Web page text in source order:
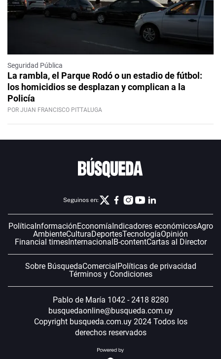
Seguridad Pública
La rambla, el Parque Rodó o un estadio de fútbol:
los homicidios se desplazan y complican a la
Policía
POR JUAN FRANCISCO PITTALUGA
Seguinos en:
Política InformaciónEconomía Indicadores económicosAgro
AmbienteCulturaDeportesTecnologíaOpinión
Financial timesInternacional B-contentCartas al Director
Sobre BúsquedaComercial Políticas de privacidad
Términos y Condiciones
Pablo de María 1042 - 2418 8280
busquedaonline@busqueda.com.uy
Copyright busqueda.com.uy 2024 Todos los
derechos reservados